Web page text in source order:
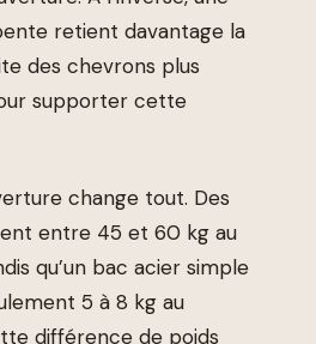
retient davantage la
des chevrons plus
supporter cette
change tout. Des
entre 45 et 60 kg au
qu’un bac acier simple
5 à 8 kg au
différence de poids